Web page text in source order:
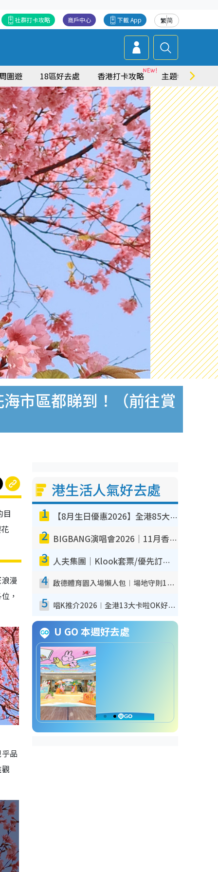
繁简
下載 App
商戶中心
社群打卡攻略
圍遊 18區好去處 香港打卡攻略 主題特集
市區都睇到！（前往賞
目
漫
，
品
港生活人氣好去處
1 【8月生日優惠2026】全港85大食買玩著數攻略 自助餐/火鍋放題同行免費＋誠品/DONKI送現金券
2 BIGBANG演唱會2026｜11月香港啟德開3場！實名制VIP申請、優先購票攻略
3 人夫集團｜Klook套票/優先訂票/公開發售搶飛攻略！附票價.購票連結.場地座位表
4 啟德體育園入場懶人包︱場地守則12違禁品不可進場准帶細水樽但全場禁樽蓋！應援牌有限制！
5 唱K推介2026︱全港13大卡啦OK好去處！最平$36起 日文K都有！(附地址+收費詳情)
U GO 本週好去處